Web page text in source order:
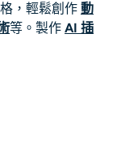
，輕鬆創作 動
等。製作 AI 插